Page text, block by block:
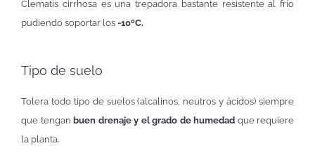
Clematis cirrhosa es una trepadora bastante resistente al frío
pudiendo soportar los -10ºC.
Tipo de suelo
Tolera todo tipo de suelos (alcalinos, neutros y ácidos) siempre
que tengan buen drenaje y el grado de humedad que requiere
la planta.